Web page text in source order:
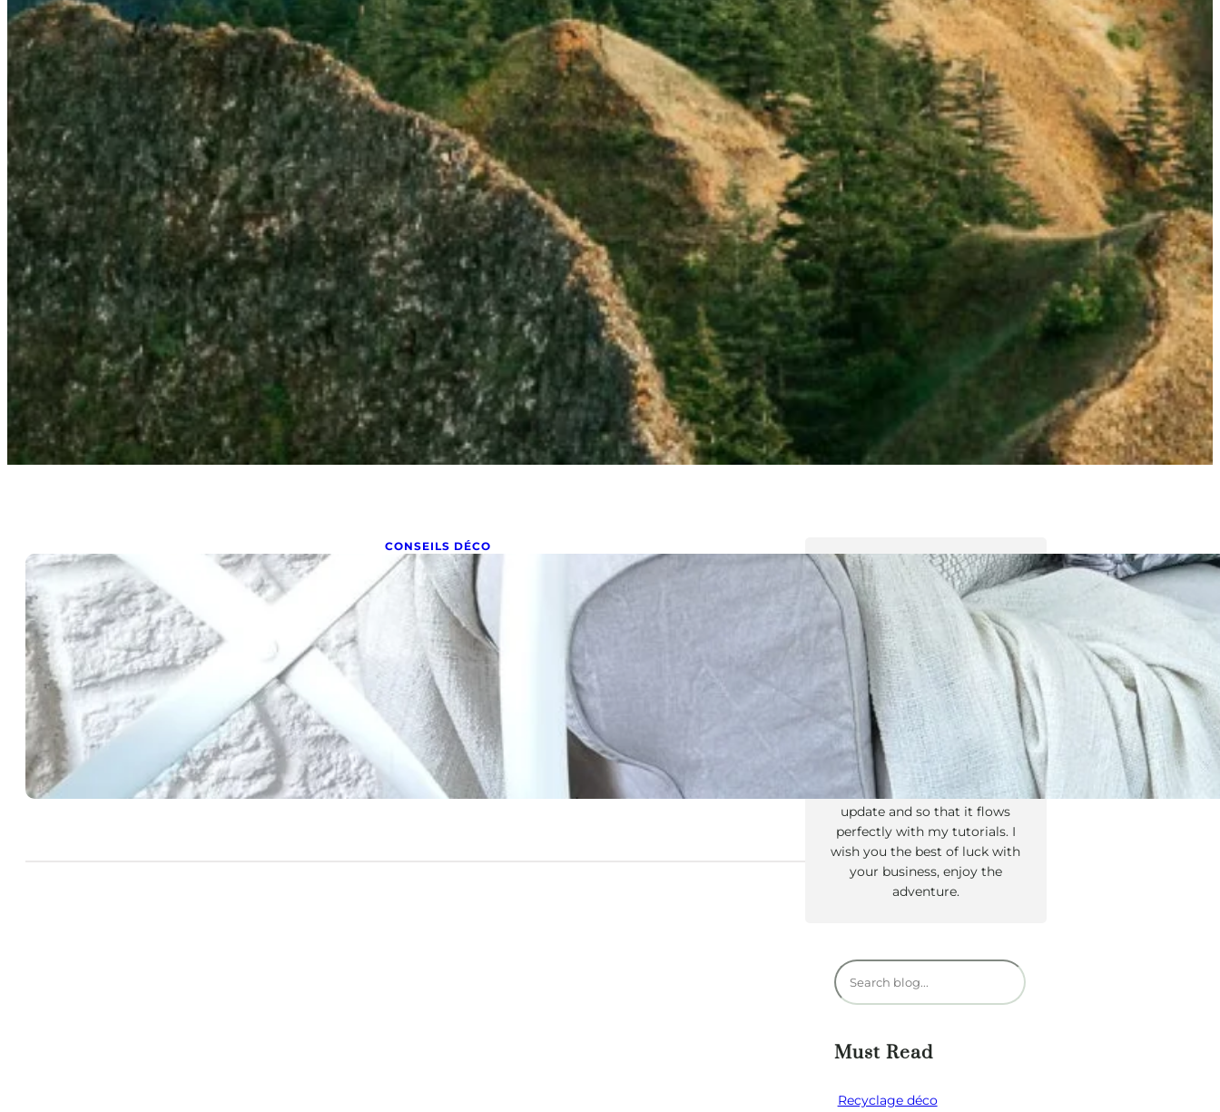
CONSEILS DÉCO
Quelles solutions pour changer le
cannage de sa chaise ?
octobre 6, 2022
Quelles solutions pour changer le cannage de sa chaise ?
Comment réparer une chaise en cannage dont le rotin…
Tyler Moore
Hello, my name is Tyler Moore
and with the help of many
people I made this template. I
made it so it is super easy to
update and so that it flows
perfectly with my tutorials. I
wish you the best of luck with
your business, enjoy the
adventure.
R
e
h
r
Must Read
Recyclage déco